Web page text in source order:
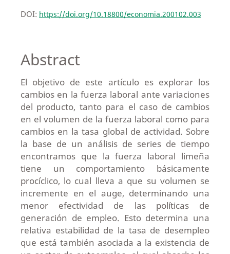
DOI: https://doi.org/10.18800/economia.200102.003
Abstract
El objetivo de este artículo es explorar los
cambios en la fuerza laboral ante variaciones
del producto, tanto para el caso de cambios
en el volumen de la fuerza laboral como para
cambios en la tasa global de actividad. Sobre
la base de un análisis de series de tiempo
encontramos que la fuerza laboral limeña
tiene un comportamiento básicamente
procíclico, lo cual lleva a que su volumen se
incremente en el auge, determinando una
menor efectividad de las políticas de
generación de empleo. Esto determina una
relativa estabilidad de la tasa de desempleo
que está también asociada a la existencia de